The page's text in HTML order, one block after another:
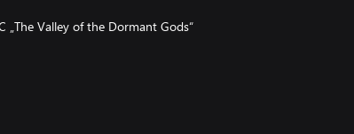
„The Valley of the Dormant Gods“